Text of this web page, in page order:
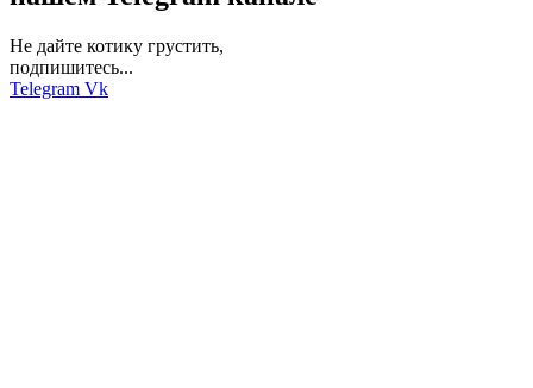
Не дайте котику грустить,
подпишитесь...
Telegram Vk